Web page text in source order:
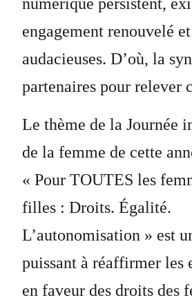
engagement renouvelé
audacieuses. D’où, la
partenaires pour relever
Le thème de la Journée
de la femme de cette
« Pour TOUTES les
filles : Droits. Égalité.
L’autonomisation » est
puissant à réaffirmer les
en faveur des droits des